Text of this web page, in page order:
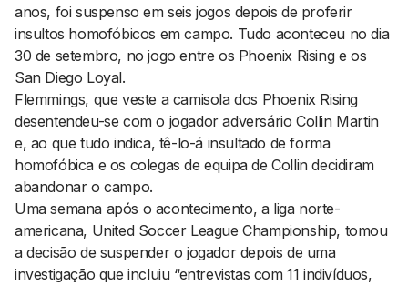
EMAIL
GERAL@BANTUMEN.COM
WHATSAPP
+351 912 127 577
Pesquisar
anos, foi suspenso em seis jogos depois de proferir
insultos homofóbicos em campo. Tudo aconteceu no dia
30 de setembro, no jogo entre os Phoenix Rising e os
San Diego Loyal.
Flemmings, que veste a camisola dos Phoenix Rising
desentendeu-se com o jogador adversário Collin Martin
e, ao que tudo indica, tê-lo-á insultado de forma
homofóbica e os colegas de equipa de Collin decidiram
abandonar o campo.
Uma semana após o acontecimento, a liga norte-
americana, United Soccer League Championship, tomou
a decisão de suspender o jogador depois de uma
investigação que incluiu “entrevistas com 11 indivíduos,